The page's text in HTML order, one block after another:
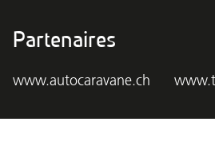
Partenaires
www.autocaravane.ch